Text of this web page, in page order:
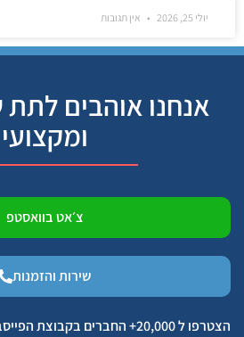
יולי 25, 2026 אין תגובות
אנחנו אוהבים לתת
ומקצועי
צ׳אט בוואסטפ
שירות והזמנות
הצטרפו ל 20,000+ החברים בקבוצת הפייסבוק שלנו ״מטפלים בהורים